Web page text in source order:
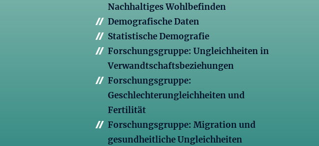
Nachhaltiges Wohlbefinden
Demografische Daten
Statistische Demografie
Forschungsgruppe: Ungleichheiten in
Verwandtschaftsbeziehungen
Forschungsgruppe:
Geschlechterungleichheiten und
Fertilität
Forschungsgruppe: Migration und
gesundheitliche Ungleichheiten